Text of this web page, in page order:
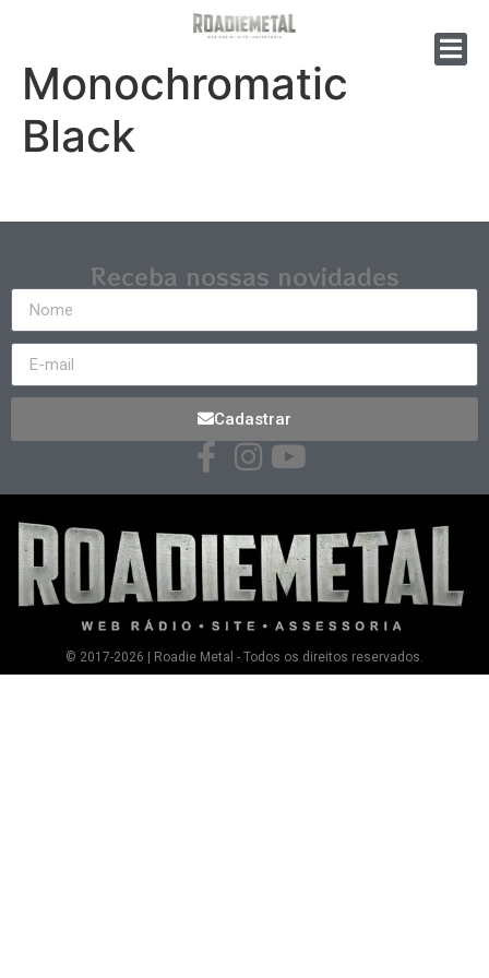
Monochromatic
Black
Receba nossas novidades
Cadastrar
© 2017-2026 | Roadie Metal - Todos os direitos reservados.